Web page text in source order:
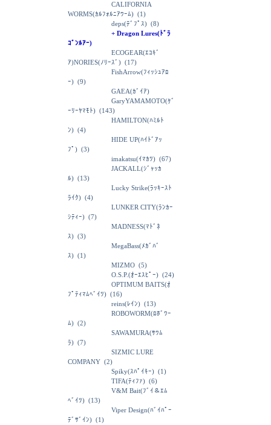
CALIFORNIA
WORMS(ｶﾙﾌｫﾙﾆｱﾜｰﾑ) (1)
deps(ﾃﾞﾌﾟｽ) (8)
+ Dragon Lures(ﾄﾞﾗ
ｺﾞﾝﾙｱｰ)
ECOGEAR(ｴｺｷﾞ
ｱ)NORIES(ﾉﾘｰｽﾞ) (17)
FishArrow(ﾌｨｯｼｭｱﾛ
ｰ) (9)
GAEA(ｶﾞｲｱ)
GaryYAMAMOTO(ｹﾞ
ｰﾘｰﾔﾏﾓﾄ) (143)
HAMILTON(ﾊﾐﾙﾄ
ﾝ) (4)
HIDE UP(ﾊｲﾄﾞｱｯ
ﾌﾟ) (3)
imakatsu(ｲﾏｶﾂ) (67)
JACKALL(ｼﾞｬｯｶ
ﾙ) (13)
Lucky Strike(ﾗｯｷｰｽﾄ
ﾗｲｸ) (4)
LUNKER CITY(ﾗﾝｶｰ
ｼﾃｨｰ) (7)
MADNESS(ﾏﾄﾞﾈ
ｽ) (3)
MegaBass(ﾒｶﾞﾊﾞ
ｽ) (1)
MIZMO (5)
O.S.P.(ｵｰｴｽﾋﾟｰ) (24)
OPTIMUM BAITS(ｵ
ﾌﾟﾃｨﾏﾑﾍﾞｲﾂ) (16)
reins(ﾚｲﾝ) (13)
ROBOWORM(ﾛﾎﾞﾜｰ
ﾑ) (2)
SAWAMURA(ｻﾜﾑ
ﾗ) (7)
SIZMIC LURE
COMPANY (2)
Spiky(ｽﾊﾟｲｷｰ) (1)
TIFA(ﾃｨﾌｧ) (6)
V&M Bait(ﾌﾞｲ＆ｴﾑ
ﾍﾞｲﾂ) (13)
Viper Design(ﾊﾞｲﾊﾟｰ
ﾃﾞｻﾞｲﾝ) (1)